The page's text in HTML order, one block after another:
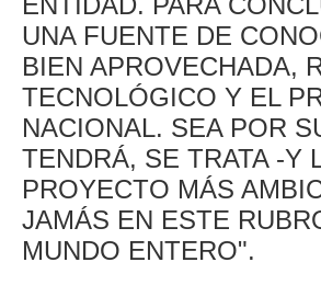
UNA FUENTE DE
BIEN APROVECHADA,
TECNOLÓGICO Y EL
NACIONAL. SEA POR
TENDRÁ, SE TRATA -Y
PROYECTO MÁS
JAMÁS EN ESTE
MUNDO ENTERO".